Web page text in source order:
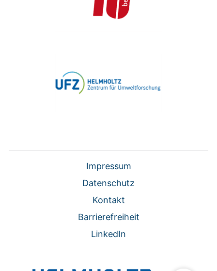
Impressum
Datenschutz
Kontakt
Barrierefreiheit
LinkedIn